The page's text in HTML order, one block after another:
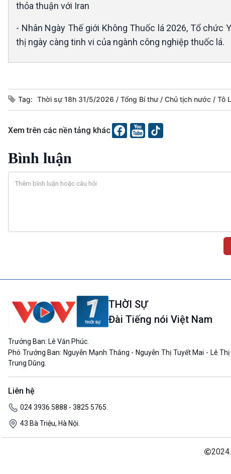
thỏa thuận với Iran
- Nhân Ngày Thế giới Không Thuốc lá 2026, Tổ
thị ngày càng tinh vi của ngành công nghiệp thuốc lá.
Tag: Thời sự 18h 31/5/2026 Tổng Bí thư Chủ tịch nước Tô
Xem trên các nền tảng khác
Bình luận
THỜI SỰ
Đài Tiếng nói Việt Nam
Trưởng Ban: Lê Văn Phúc.
Phó Trưởng Ban: Nguyễn Mạnh Thắng - Nguyễn Thị Tuyết Mai - Lê
Trung Dũng.
Liên hệ
024 3936 5888 - 3825 5765.
43 Bà Triệu, Hà Nội.